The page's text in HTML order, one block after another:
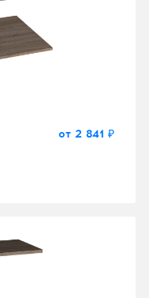
от 2 841 ₽